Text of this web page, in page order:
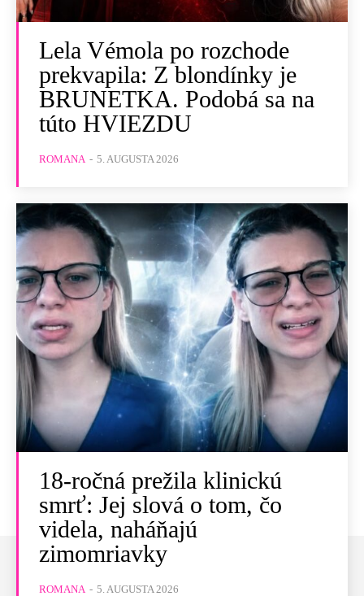
Lela Vémola po rozchode
prekvapila: Z blondínky je
BRUNETKA. Podobá sa na
túto HVIEZDU
ROMANA - 5. AUGUSTA 2026
18-ročná prežila klinickú
smrť: Jej slová o tom, čo
videla, naháňajú
zimomriavky
ROMANA - 5. AUGUSTA 2026